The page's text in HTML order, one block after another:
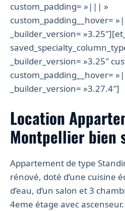
custom_padding= »||| »
custom_padding__hover=
_builder_version=
_builder_version= »3.25″
custom_padding__hover=
_builder_version= »3.27.4″]
Location
Montpellier bien
Appartement de type
rénové, doté d’une cuisine
d’eau, d’un salon et 3
4eme étage avec